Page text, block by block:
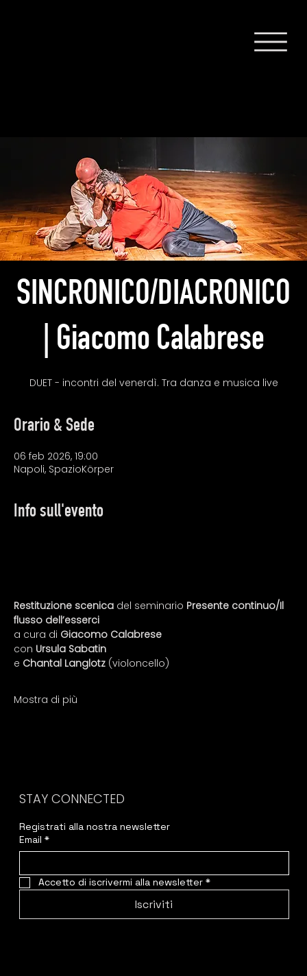
SINCRONICO/DIACRONICO
| Giacomo Calabrese
DUET - incontri del venerdì. Tra danza e musica live
Orario & Sede
06 feb 2026, 19:00
Napoli, SpazioKörper
Info sull'evento
Restituzione scenica del seminario Presente continuo/Il
flusso dell’esserci
a cura di Giacomo Calabrese
con Ursula Sabatin
e Chantal Langlotz (violoncello)
Mostra di più
STAY CONNECTED
Registrati alla nostra newsletter
Email *
Accetto di iscrivermi alla newsletter *
Iscriviti